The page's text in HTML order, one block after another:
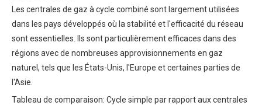
Les centrales de gaz à cycle combiné sont largement utilisées
dans les pays développés où la stabilité et l'efficacité du réseau
sont essentielles. Ils sont particulièrement efficaces dans des
régions avec de nombreuses approvisionnements en gaz
naturel, tels que les États-Unis, l'Europe et certaines parties de
l'Asie.
Tableau de comparaison: Cycle simple par rapport aux centrales